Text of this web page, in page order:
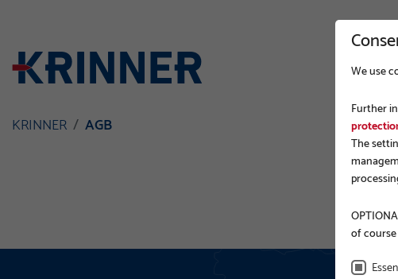
KRINNER AGB
We use
Further
The
of